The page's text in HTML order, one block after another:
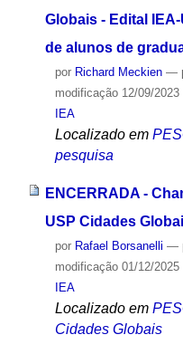
Globais - Edital
de alunos de
por Richard Meckien —
modificação12/09/2023
IEA
Localizado em
pesquisa
ENCERRADA -
USP Cidades
por Rafael Borsanelli —
modificação01/12/2025
IEA
Localizado em
Cidades Globais